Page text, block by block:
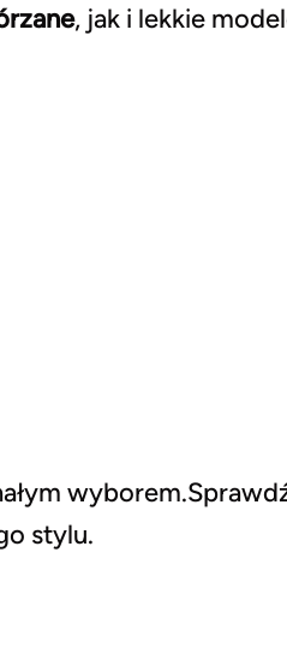
, jak i lekkie
stylu.